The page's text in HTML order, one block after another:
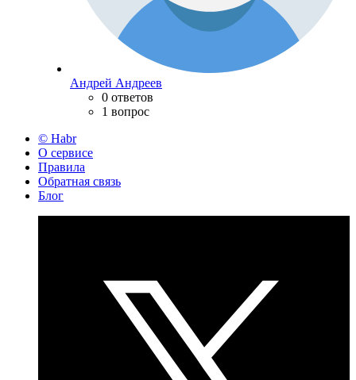
Андрей Андреев
0 ответов
1 вопрос
© Habr
О сервисе
Правила
Обратная связь
Блог